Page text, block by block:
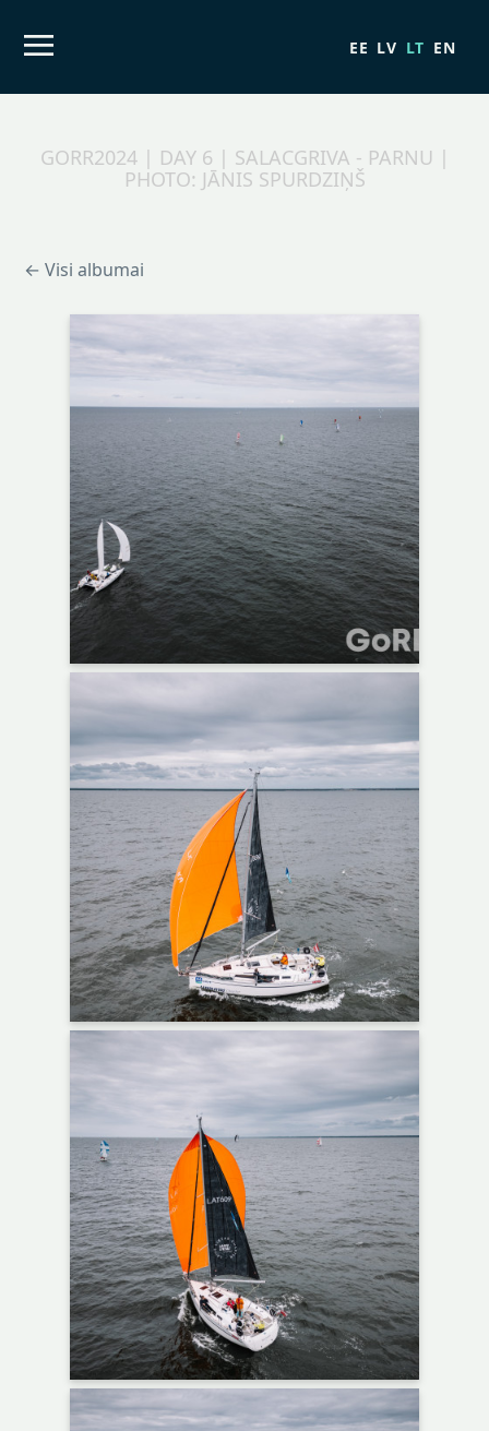
EE LV LT EN
GORR2024 | DAY 6 | SALACGRIVA - PARNU |
PHOTO: JĀNIS SPURDZIŅŠ
← Visi albumai